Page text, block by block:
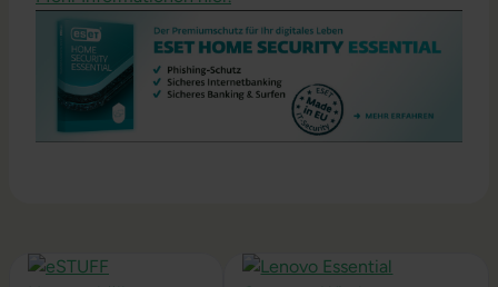
Produktgalerie überspringen